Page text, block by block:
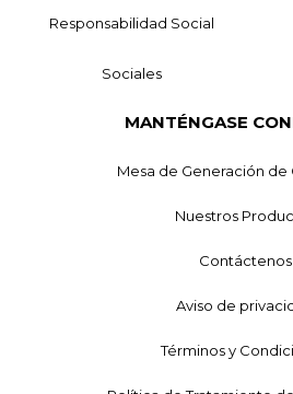
Responsabilidad Social
Sociales
MANTÉNGASE
Mesa de Generación de
Nuestros
Contáctenos
Aviso de
Términos y